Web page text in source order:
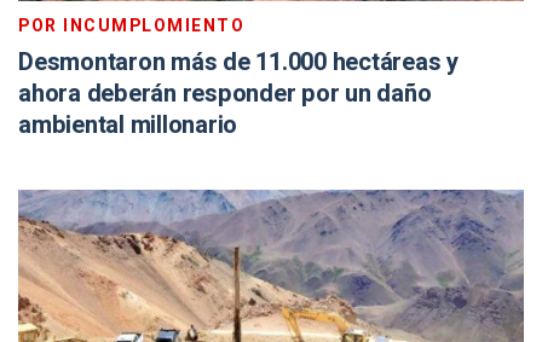
POR INCUMPLOMIENTO
Desmontaron más de 11.000 hectáreas y
ahora deberán responder por un daño
ambiental millonario